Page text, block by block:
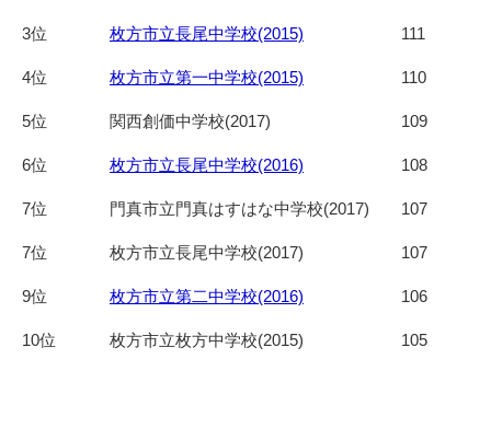
3位 枚方市立長尾中学校(2015) 111
4位 枚方市立第一中学校(2015) 110
5位 関西創価中学校(2017) 109
6位 枚方市立長尾中学校(2016) 108
7位 門真市立門真はすはな中学校(2017) 107
7位 枚方市立長尾中学校(2017) 107
9位 枚方市立第二中学校(2016) 106
10位 枚方市立枚方中学校(2015) 105